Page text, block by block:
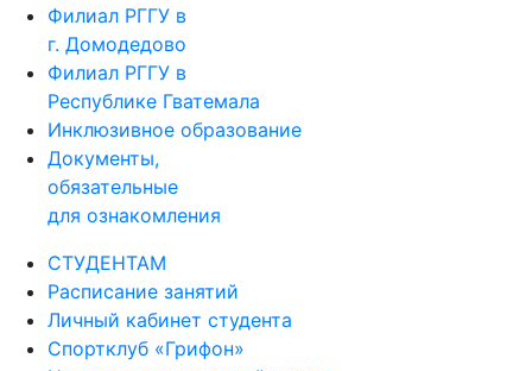
Филиал РГГУ в
г. Домодедово
Филиал РГГУ в
Республике Гватемала
Инклюзивное образование
Документы,
обязательные
для ознакомления
СТУДЕНТАМ
Расписание занятий
Личный кабинет студента
Спортклуб «Грифон»